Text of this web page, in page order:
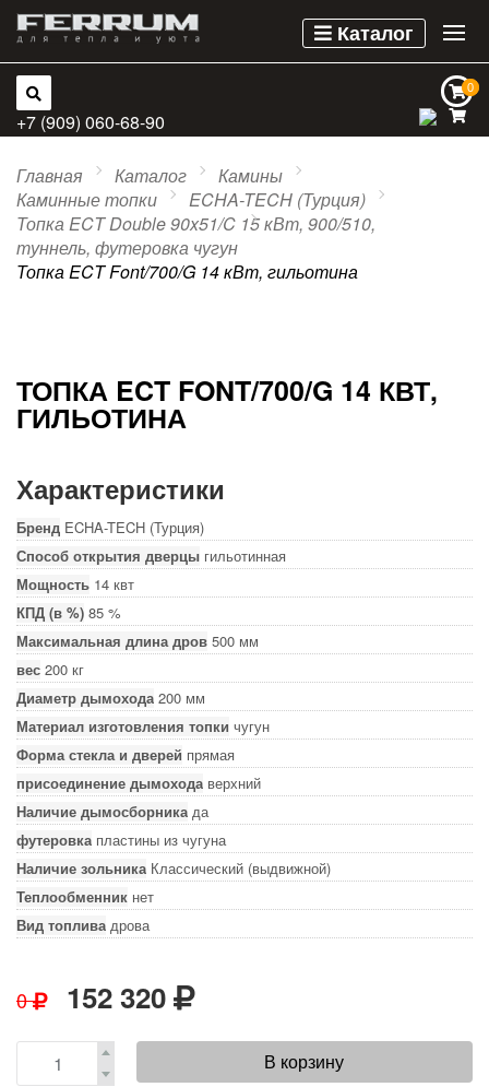
Каталог
0
0
+7 (909) 060-68-90
Главная Каталог
Камины
Каминные топки
ECHA-TECH (Турция)
Топка ECT Double 90x51/C 15 кВт, 900/510,
туннель, футеровка чугун
Топка ECT Font/700/G 14 кВт, гильотина
ТОПКА ECT FONT/700/G 14 КВТ,
ГИЛЬОТИНА
Характеристики
Бренд ECHA-TECH (Турция)
Способ открытия дверцы гильотинная
Мощность 14 квт
КПД (в %) 85 %
Максимальная длина дров 500 мм
вес 200 кг
Диаметр дымохода 200 мм
Материал изготовления топки чугун
Форма стекла и дверей прямая
присоединение дымохода верхний
Наличие дымосборника да
футеровка пластины из чугуна
Наличие зольника Классический (выдвижной)
Теплообменник нет
Вид топлива дрова
0 152 320
В корзину